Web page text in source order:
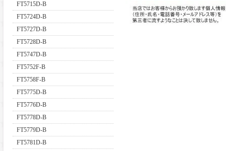
FT5715D-B
FT5724D-B
FT5727D-B
FT5728D-B
FT5747D-B
FT5752F-B
FT5758F-B
FT5775D-B
FT5776D-B
FT5778D-B
FT5779D-B
FT5781D-B